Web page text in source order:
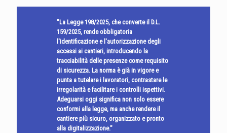
"La Legge 198/2025, che converte il D.L.
159/2025, rende obbligatoria
l'identificazione e l'autorizzazione degli
accessi ai cantieri, introducendo la
tracciabilità delle presenze come requisito
di sicurezza. La norma è già in vigore e
punta a tutelare i lavoratori, contrastare le
irregolarità e facilitare i controlli ispettivi.
Adeguarsi oggi significa non solo essere
conformi alla legge, ma anche rendere il
cantiere più sicuro, organizzato e pronto
alla digitalizzazione."